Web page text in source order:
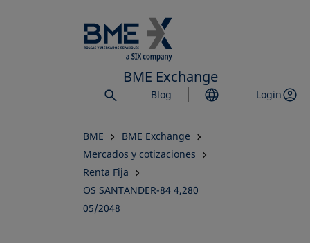
al
contenido
principal
BME Exchange
Blog Login
BME
BME Exchange
Mercados y cotizaciones
Renta Fija
OS SANTANDER-84 4,280
05/2048